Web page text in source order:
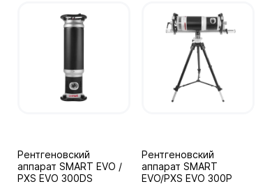
Рентгеновский
аппарат SMART EVO /
PXS EVO 300DS
Рентгеновский
аппарат SMART
EVO/PXS EVO 300P